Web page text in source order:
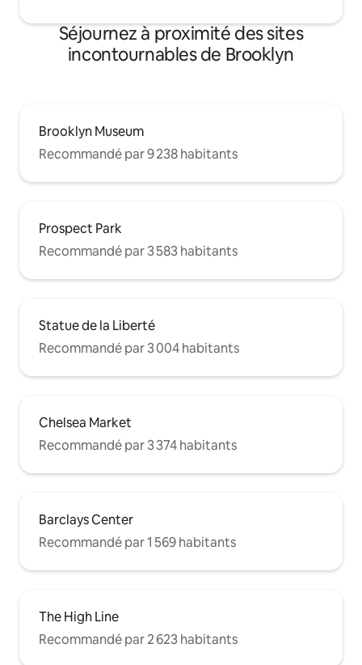
Séjournez à proximité des sites
incontournables de Brooklyn
Brooklyn Museum
Recommandé par 9 238 habitants
Prospect Park
Recommandé par 3 583 habitants
Statue de la Liberté
Recommandé par 3 004 habitants
Chelsea Market
Recommandé par 3 374 habitants
Barclays Center
Recommandé par 1 569 habitants
The High Line
Recommandé par 2 623 habitants